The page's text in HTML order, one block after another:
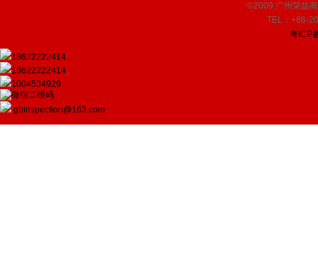
©2009 广州荣益
TEL：+86-
粤ICP
13622222414
13622222414
1004534929
gbinspection@163.com